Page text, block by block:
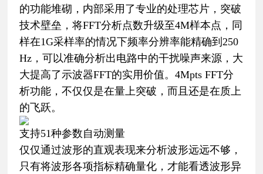
的功能堆砌，内部采用了专业的处理芯片，突破
技术壁垒，将FFT分析点数升级至4M样本点，同
样在1G采样率的情况下频率分辨率能精确到250
Hz，可以准确分析出电路中的干扰噪声来源，大
大提高了示波器FFT的实用价值。4Mpts FFT分
析功能，不仅仅是在量上突破，而且还是在质上
的飞跃。
支持51种参数自动测量
仅仅通过波形的直观表现来分析波形远远不够，
只有将波形各项指标精确量化，才能看透波形异